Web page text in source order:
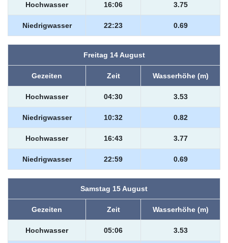
Hochwasser 16:06 3.75
Niedrigwasser 22:23 0.69
Freitag 14 August
Gezeiten Zeit Wasserhöhe (m)
Hochwasser 04:30 3.53
Niedrigwasser 10:32 0.82
Hochwasser 16:43 3.77
Niedrigwasser 22:59 0.69
Samstag 15 August
Gezeiten Zeit Wasserhöhe (m)
Hochwasser 05:06 3.53